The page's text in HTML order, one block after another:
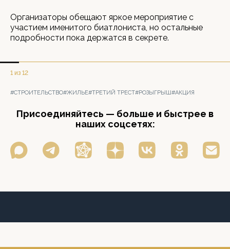
Организаторы обещают яркое мероприятие с
участием именитого биатлониста, но остальные
подробности пока держатся в секрете.
1 из 12
#СТРОИТЕЛЬСТВО#ЖИЛЬЕ#ТРЕТИЙ ТРЕСТ#РОЗЫГРЫШ#АКЦИЯ
Присоединяйтесь — больше и быстрее в
наших соцсетях: